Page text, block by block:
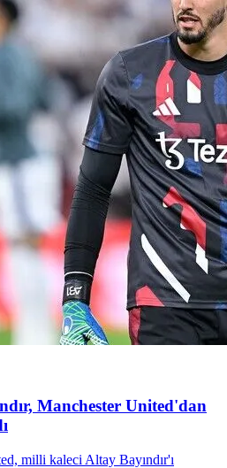
Manchester United'dan
milli kaleci Altay Bayındır'ı